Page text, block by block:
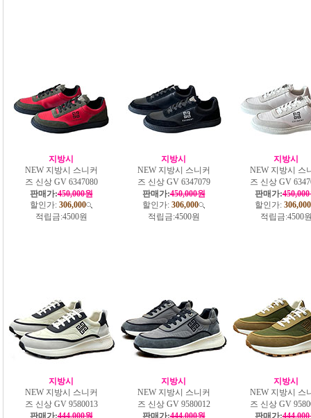
지방시
NEW 지방시 스니커
즈 신상 GV 6347080
판매가:450,000원
할인가: 306,000
적립금:4500원
지방시
NEW 지방시 스니커
즈 신상 GV 6347079
판매가:450,000원
할인가: 306,000
적립금:4500원
지방시
NEW 지방시 스
즈 신상 GV
판매가:
할인가: 306,000
적립금:4500
지방시
NEW 지방시 스니커
즈 신상 GV 9580013
판매가:444,000원
지방시
NEW 지방시 스니커
즈 신상 GV 9580012
판매가:444,000원
지방시
NEW 지방시 스
즈 신상 GV
판매가: